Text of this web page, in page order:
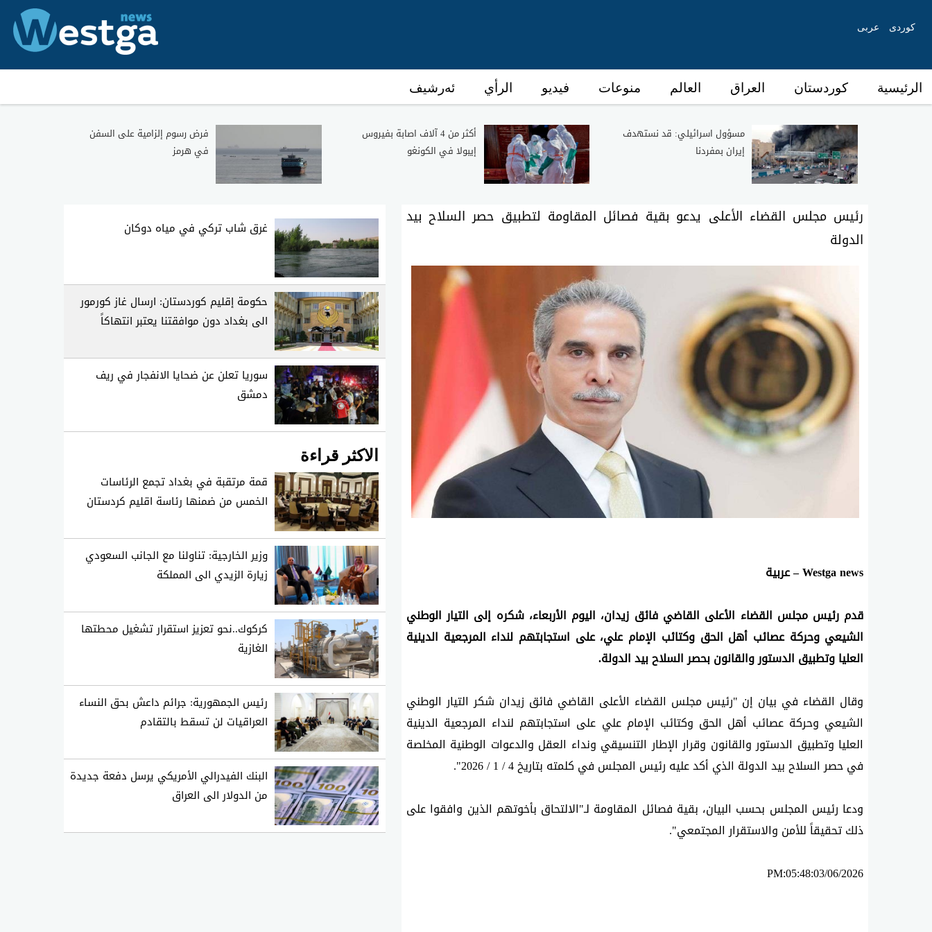
کوردی عربی
الرئیسیة كوردستان العراق العالم منوعات فيديو الرأي ئەرشیف
مسؤول اسرائيلي: قد نستهدف
إيران بمفردنا
أكثر من 4 آلاف اصابة بفيروس
إيبولا في الكونغو
فرض رسوم إلزامية على السفن
في هرمز
رئيس مجلس القضاء الأعلى يدعو بقية فصائل المقاومة لتطبيق حصر السلاح بيد
الدولة
Westga news – عربية
العليا وتطبيق الدستور والقانون بحصر السلاح بيد الدولة.
في حصر السلاح بيد الدولة الذي أكد عليه رئيس المجلس في كلمته بتاريخ 4 / 1 / 2026".
ذلك تحقيقاً للأمن والاستقرار المجتمعي".
PM:05:48:03/06/2026
غرق شاب تركي في مياه دوكان
حكومة إقليم كوردستان: ارسال غاز كورمور
الى بغداد دون موافقتنا يعتبر انتهاكاً
سوريا تعلن عن ضحايا الانفجار في ريف
دمشق
الاكثر قراءة
قمة مرتقبة في بغداد تجمع الرئاسات
الخمس من ضمنها رئاسة اقليم كردستان
وزير الخارجية: تناولنا مع الجانب السعودي
زيارة الزيدي الى المملكة
كركوك..نحو تعزيز استقرار تشغيل محطتها
الغازية
رئيس الجمهورية: جرائم داعش بحق النساء
العراقيات لن تسقط بالتقادم
البنك الفيدرالي الأمريكي يرسل دفعة جديدة
من الدولار الى العراق